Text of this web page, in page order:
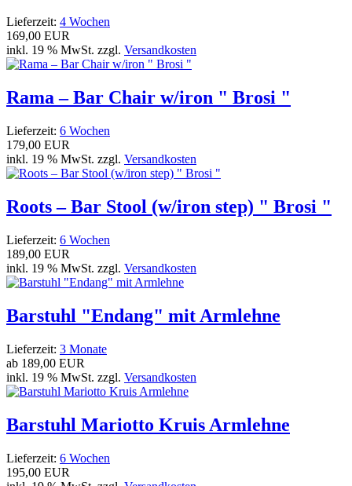
Lieferzeit: 4 Wochen
169,00 EUR
inkl. 19 % MwSt. zzgl. Versandkosten
Rama – Bar Chair w/iron " Brosi "
Lieferzeit: 6 Wochen
179,00 EUR
inkl. 19 % MwSt. zzgl. Versandkosten
Roots – Bar Stool (w/iron step) " Brosi "
Lieferzeit: 6 Wochen
189,00 EUR
inkl. 19 % MwSt. zzgl. Versandkosten
Barstuhl "Endang" mit Armlehne
Lieferzeit: 3 Monate
ab 189,00 EUR
inkl. 19 % MwSt. zzgl. Versandkosten
Barstuhl Mariotto Kruis Armlehne
Lieferzeit: 6 Wochen
195,00 EUR